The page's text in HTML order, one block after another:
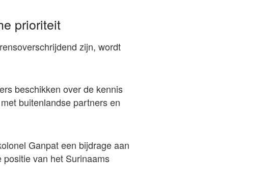
prioriteit
zijn, wordt
beschikken over de kennis
buitenlandse partners en
Ganpat een bijdrage aan
van het Surinaams